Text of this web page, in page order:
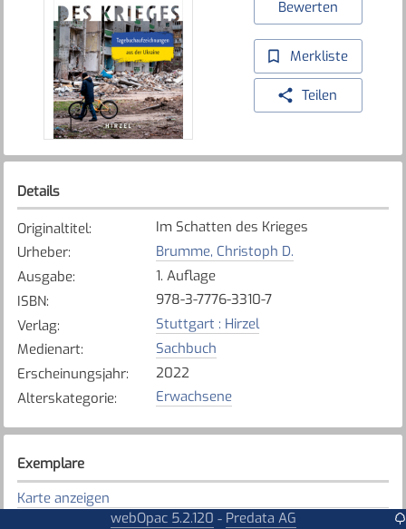
Bewerten
Merkliste
Teilen
Details
Originaltitel:
Im Schatten des Krieges
Urheber:
Brumme, Christoph D.
Ausgabe:
1. Auflage
ISBN:
978-3-7776-3310-7
Verlag:
Stuttgart : Hirzel
Medienart:
Sachbuch
Erscheinungsjahr:
2022
Alterskategorie: Erwachsene
Exemplare
Karte anzeigen
webOpac 5.2.120 - Predata AG